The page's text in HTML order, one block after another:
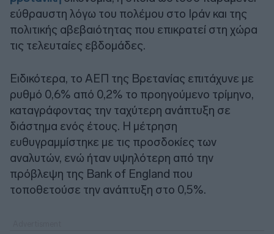
εύθραυστη λόγω του πολέμου στο Ιράν και της
πολιτικής αβεβαιότητας που επικρατεί στη χώρα
τις τελευταίες εβδομάδες.
Ειδικότερα, το ΑΕΠ της Βρετανίας επιτάχυνε με
ρυθμό 0,6% από 0,2% το προηγούμενο τρίμηνο,
καταγράφοντας την ταχύτερη ανάπτυξη σε
διάστημα ενός έτους. Η μέτρηση
ευθυγραμμίστηκε με τις προσδοκίες των
αναλυτών, ενώ ήταν υψηλότερη από την
πρόβλεψη της Bank of England που
τοποθετούσε την ανάπτυξη στο 0,5%.